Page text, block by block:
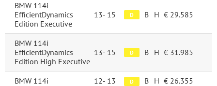
BMW 114i
EfficientDynamics
Edition Executive
13- 15 D B H € 29.585
BMW 114i
EfficientDynamics
Edition High Executive
13- 15 D B H € 31.985
BMW 114i 12- 13 D B H € 26.355